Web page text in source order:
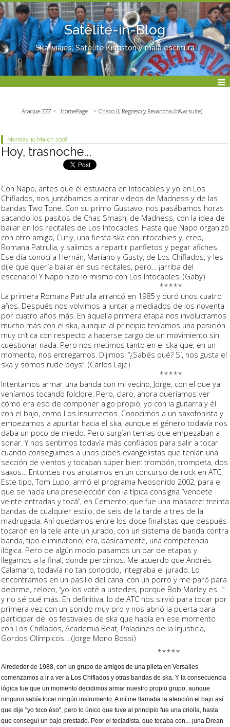
Satélite-in-Blog
Ska, viajes, Satélite Kingston y mala escritura
Ataque 777 HomePage Chaco II, Regreso y Revancha (b&w suite)
Monday 10 March 2008
Hoy, trasnoche...
Con Napo, antes que él estuviera en Intocables y yo en Los
Chiflados, nos juntábamos a mirar videos de Madness y de las
bandas Two Tone. Con su primo Gustavo, nos pasábamos horas
sacando los pasitos de Chas Smash, de Madness, con la idea de
bailar en los recitales de Los Intocables. Hasta que Napo organizó
con otro amigo, Curly, una fiesta ska con Intocables y, creo,
Romana Patrulla, y salimos a repartir panfletos y pegar afiches.
Ese día conocí a Hernán, Mariano y Gusty, de Los Chiflados, y les
dije que quería bailar en sus recitales, pero… ¡arriba del
escenario! Y Napo hizo lo mismo con Los Intocables. (Gaby)
*****
La primera Romana Patrulla arrancó en 1985 y duró unos cuatro
años. Después nos volvimos a juntar a mediados de los noventa
por cuatro años más. En aquella primera etapa nos involucramos
mucho más con el ska, aunque al principio teníamos una posición
muy crítica con respecto a hacerse cargo de un movimiento sin
cuestionar nada. Pero nos metimos tanto en el ska que, en un
momento, nos entregamos. Dijimos: “¿Sabés qué? Sí, nos gusta el
ska y somos rude boys”. (Carlos Laje)
*****
Intentamos armar una banda con mi vecino, Jorge, con el que ya
veníamos tocando folclore. Pero, claro, ahora queríamos ver
cómo era eso de componer algo propio, yo con la guitarra y él
con el bajo, como Los Insurrectos. Conocimos a un saxofonista y
empezamos a apuntar hacia el ska, aunque el género todavía nos
daba un poco de miedo. Pero surgían temas que empezaban a
sonar. Y nos sentimos todavía más confiados para salir a tocar
cuando conseguimos a unos pibes evangelistas que tenían una
sección de vientos y tocaban súper bien: trombón, trompeta, dos
saxos… Entonces nos anotamos en un concurso de rock en ATC.
Este tipo, Tom Lupo, armó el programa Neosonido 2002, para el
que se hacía una preselección con la típica consigna “vendete
veinte entradas y tocá”, en Cemento, que fue una masacre: treinta
bandas de cualquier estilo, de seis de la tarde a tres de la
madrugada. Ahí quedamos entre los doce finalistas que después
tocaron en la tele ante un jurado, con un sistema de banda contra
banda, tipo eliminatorio; era, básicamente, una competencia
ilógica. Pero de algún modo pasamos un par de etapas y
llegamos a la final, donde perdimos. Me acuerdo que Andrés
Calamaro, todavía no tan conocido, integraba el jurado. Lo
encontramos en un pasillo del canal con un porro y me paró para
decirme, reloco, “yo los voté a ustedes, porque Bob Marley es…”
y no sé qué más. En definitiva, lo de ATC nos sirvió para tocar por
primera vez con un sonido muy pro y nos abrió la puerta para
participar de los festivales de ska que había en ese momento
con Los Chiflados, Academia Beat, Paladines de la Injusticia,
Gordos Olímpicos… (Jorge Mono Bossi)
*****
Alrededor de 1988, con un grupo de amigos de una pileta en Versalles
comenzamos a ir a ver a Los Chiflados y otras bandas de ska. Y la consecuencia
lógica fue que un momento decidimos armar nuestro propio grupo, aunque
ninguno sabía tocar ningún instrumento. A mí me llamaba la atención el bajo así
que dije "yo toco éso", pero lo único que tuve al principio fue una criolla, hasta
que conseguí un bajo prestado. Peor el tecladista, que tocaba con... ¡una Drean